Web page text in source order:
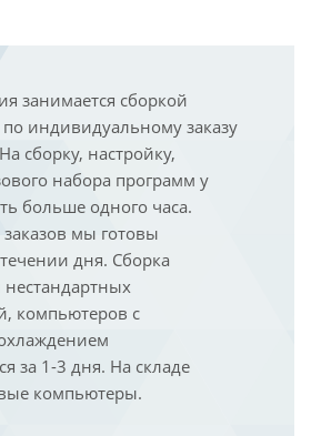
занимается сборкой
индивидуальному заказу
сборку, настройку,
набора программ у
больше одного часа.
мы готовы
дня. Сборка
компьютеров с
за 1-3 дня. На складе
компьютеры.